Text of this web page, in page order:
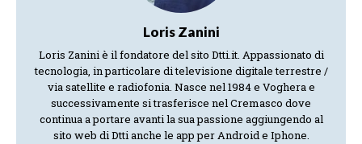
Loris Zanini
Loris Zanini è il fondatore del sito Dtti.it. Appassionato di
tecnologia, in particolare di televisione digitale terrestre /
via satellite e radiofonia. Nasce nel 1984 e Voghera e
successivamente si trasferisce nel Cremasco dove
continua a portare avanti la sua passione aggiungendo al
sito web di Dtti anche le app per Android e Iphone.